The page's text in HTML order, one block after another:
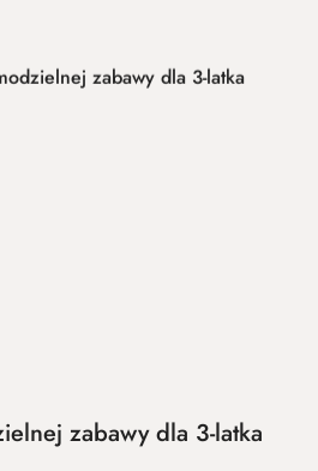
zabawy dla 3-latka